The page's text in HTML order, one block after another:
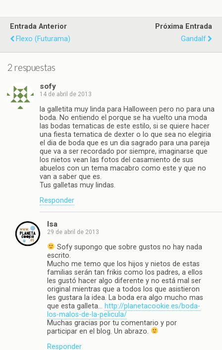
Entrada Anterior
Flexo (Futurama)
Próxima Entrada
Gandalf
2 respuestas
sofy
14 de abril de 2013
la galletita muy linda para Halloween pero no para una
boda. No entiendo el porque se ha vuelto una moda
las bodas tematicas de este estilo, si se quiere hacer
una fiesta tematica de dexter o lo que sea no elegiria
el dia de boda que es un dia sagrado para una pareja
que va a ser recordado por siempre, imaginarse que
los nietos vean las fotos del casamiento de sus
abuelos con un tema macabro como este y que no
van a saber que es.
Tus galletas muy lindas.
Responder
Isa
29 de abril de 2013
Sofy supongo que sobre gustos no hay nada
escrito.
Mucho me temo que los hijos y nietos de estas
familias serán tan frikis como los padres, a ellos
les gustó hacer algo diferente y no está mal ser
original mientras que a todos los que asistieron
les gustara la idea. La boda era algo mucho mas
que esta galleta… http://planetacookie.es/boda-
los-malos-de-la-pelicula/
Muchas gracias por tu comentario y por
participar en el blog. Un abrazo.
Responder